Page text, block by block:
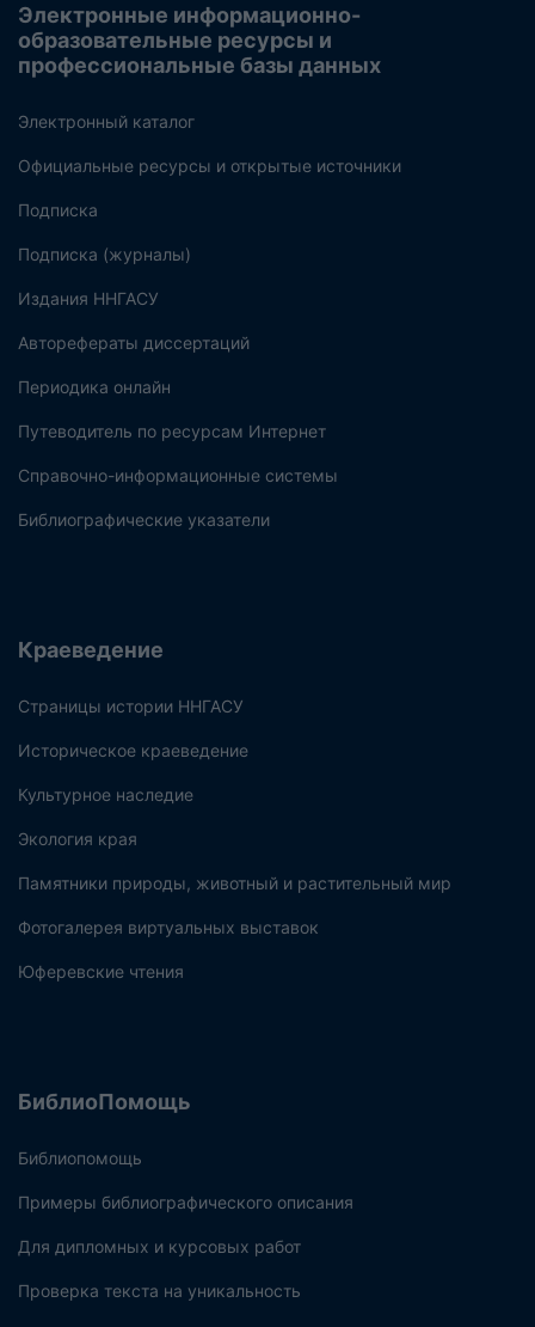
Электронные информационно-
образовательные ресурсы и
профессиональные базы данных
Электронный каталог
Официальные ресурсы и открытые источники
Подписка
Подписка (журналы)
Издания ННГАСУ
Авторефераты диссертаций
Периодика онлайн
Путеводитель по ресурсам Интернет
Справочно-информационные системы
Библиографические указатели
Краеведение
Страницы истории ННГАСУ
Историческое краеведение
Культурное наследие
Экология края
Памятники природы, животный и растительный мир
Фотогалерея виртуальных выставок
Юферевские чтения
БиблиоПомощь
Библиопомощь
Примеры библиографического описания
Для дипломных и курсовых работ
Проверка текста на уникальность